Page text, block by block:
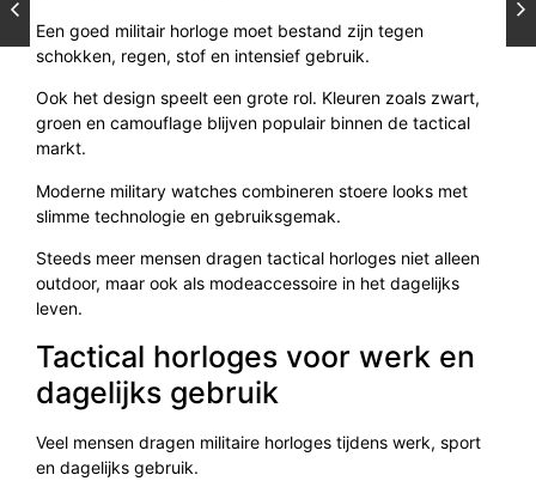
Een goed militair horloge moet bestand zijn tegen
schokken, regen, stof en intensief gebruik.
Ook het design speelt een grote rol. Kleuren zoals zwart,
groen en camouflage blijven populair binnen de tactical
markt.
Moderne military watches combineren stoere looks met
slimme technologie en gebruiksgemak.
Steeds meer mensen dragen tactical horloges niet alleen
outdoor, maar ook als modeaccessoire in het dagelijks
leven.
Tactical horloges voor werk en
dagelijks gebruik
Veel mensen dragen militaire horloges tijdens werk, sport
en dagelijks gebruik.